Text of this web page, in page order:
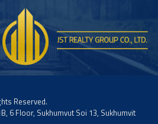
Reserved.
6 Floor, Sukhumvut Soi 13, Sukhumvit